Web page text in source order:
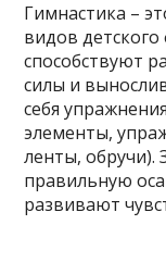
Гимнастика –
видов детского
способствуют
силы и
себя
элементы,
ленты, обручи).
правильную
развивают